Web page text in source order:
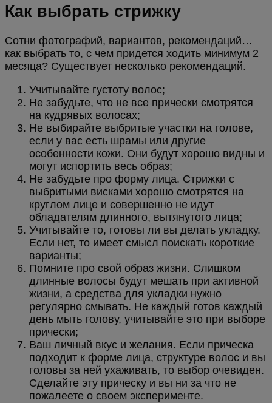
Как выбрать стрижку
Сотни фотографий, вариантов, рекомендаций…
как выбрать то, с чем придется ходить минимум 2
месяца? Существует несколько рекомендаций.
Учитывайте густоту волос;
Не забудьте, что не все прически смотрятся
на кудрявых волосах;
Не выбирайте выбритые участки на голове,
если у вас есть шрамы или другие
особенности кожи. Они будут хорошо видны и
могут испортить весь образ;
Не забудьте про форму лица. Стрижки с
выбритыми висками хорошо смотрятся на
круглом лице и совершенно не идут
обладателям длинного, вытянутого лица;
Учитывайте то, готовы ли вы делать укладку.
Если нет, то имеет смысл поискать короткие
варианты;
Помните про свой образ жизни. Слишком
длинные волосы будут мешать при активной
жизни, а средства для укладки нужно
регулярно смывать. Не каждый готов каждый
день мыть голову, учитывайте это при выборе
прически;
Ваш личный вкус и желания. Если прическа
подходит к форме лица, структуре волос и вы
головы за ней ухаживать, то выбор очевиден.
Сделайте эту прическу и вы ни за что не
пожалеете о своем эксперименте.